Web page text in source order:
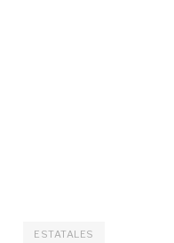
ESTATALES